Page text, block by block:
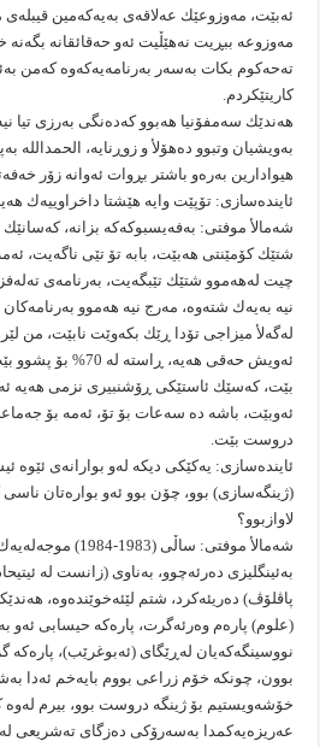
ئه‌بێت، مه‌وزوعێك عه‌لاقه‌ى به‌یه‌كه‌مین قیبله‌ى
مه‌وزوعه‌ ببڕیت نه‌هێڵیت ئه‌و حه‌قائقانه‌
ته‌حه‌كوم بكات به‌سه‌ر به‌رنامه‌یه‌كه‌وه‌ كه‌من
كاریتێكردم.
هه‌ندێك سه‌مفۆنیا هه‌بوو كه‌ده‌نگى به‌رزى تیا
به‌ویشیان وتبوو ده‌هۆلأ و زوڕنایه‌، الحمدالله
هیوادارین به‌ره‌و باشتر بڕوات ئه‌وانه‌ زۆر
ئاینده‌سازى: تۆپێت وایه‌ هێشتا داخراوییه‌ك
شه‌مالأ موفتى: به‌فه‌یسبوكه‌كه‌ بزانه‌،
شتێك كۆمێنتى هه‌بێت، بابه‌ تۆ تێی ناگه‌یت،
چیت له‌هه‌موو شتێك تێبگه‌یت، به‌رنامه‌ى
نیه‌ به‌یه‌ك شته‌وه‌، مه‌رج نیه‌ هه‌موو
له‌گه‌لأ میزاجى تۆدا ڕێك بكه‌وێت نابێت، من
بێت، كه‌سێك ئاستێكى ڕۆشنبیرى نزمى هه‌یه‌
ئه‌وبێت، باشه‌ ده‌ سه‌عات بۆ تۆ، ئه‌مه‌ بۆ
دروست بێت.
ئاینده‌سازى: یه‌كێكى دیكه‌ له‌و بوارانه‌ى ئێوه‌
(ژینگه‌سازى) بوو، چۆن بوو ئه‌و بواره‌تان
لاوازبوو؟
شه‌مالأ موفتى: ساڵى
به‌ئینگلیزى ده‌رئه‌چوو، به‌ناوى (زانست له‌
پاڤلۆڤ) ده‌ریئه‌كرد، شتم لێئه‌خوێنده‌وه‌،
(علوم) پاره‌م وه‌رئه‌گرت، پاره‌كه‌ حیسابى ئه‌و
نووسینگه‌كه‌یان له‌ڕێگاى (ئه‌بوغرێب)، پاره‌كه‌
بوون، چونكه‌ خۆم زراعى بووم بایه‌خم ئه‌دا
خۆشه‌ویستیم بۆ ژینگه‌ دروست بوو، بیرم له‌وه‌
عه‌ریزه‌یه‌كمدا به‌سه‌رۆكى ده‌زگاى ته‌شریعى